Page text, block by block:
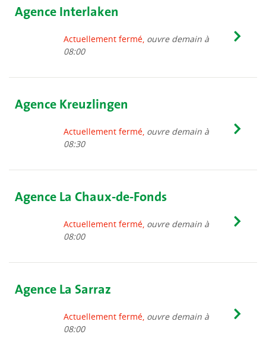
Agence Interlaken
Actuellement fermé, ouvre demain à
08:00
Agence Kreuzlingen
Actuellement fermé, ouvre demain à
08:30
Agence La Chaux-de-Fonds
Actuellement fermé, ouvre demain à
08:00
Agence La Sarraz
Actuellement fermé, ouvre demain à
08:00